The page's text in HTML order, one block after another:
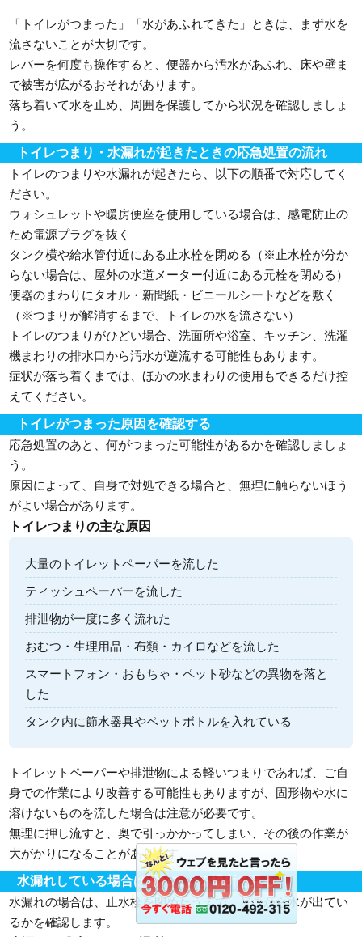
「トイレがつまった」「水があふれてきた」ときは、まず水を
流さないことが大切です。
レバーを何度も操作すると、便器から汚水があふれ、床や壁ま
で被害が広がるおそれがあります。
落ち着いて水を止め、周囲を保護してから状況を確認しましょ
う。
トイレつまり・水漏れが起きたときの応急処置の流れ
トイレのつまりや水漏れが起きたら、以下の順番で対応してく
ださい。
ウォシュレットや暖房便座を使用している場合は、感電防止の
ため電源プラグを抜く
タンク横や給水管付近にある止水栓を閉める（※止水栓が分か
らない場合は、屋外の水道メーター付近にある元栓を閉める）
便器のまわりにタオル・新聞紙・ビニールシートなどを敷く
（※つまりが解消するまで、トイレの水を流さない）
トイレのつまりがひどい場合、洗面所や浴室、キッチン、洗濯
機まわりの排水口から汚水が逆流する可能性もあります。
症状が落ち着くまでは、ほかの水まわりの使用もできるだけ控
えてください。
トイレがつまった原因を確認する
応急処置のあと、何がつまった可能性があるかを確認しましょ
う。
原因によって、自身で対処できる場合と、無理に触らないほう
がよい場合があります。
トイレつまりの主な原因
大量のトイレットペーパーを流した
ティッシュペーパーを流した
排泄物が一度に多く流れた
おむつ・生理用品・布類・カイロなどを流した
スマートフォン・おもちゃ・ペット砂などの異物を落と
した
タンク内に節水器具やペットボトルを入れている
トイレットペーパーや排泄物による軽いつまりであれば、ご自
身での作業により改善する可能性もありますが、固形物や水に
溶けないものを流した場合は注意が必要です。
無理に押し流すと、奥で引っかかってしまい、その後の作業が
大がかりになることがあります。
水漏れしている場合は漏れている場所を見る
水漏れの場合は、止水栓を閉めたうえで、どこから水が出てい
るかを確認します。